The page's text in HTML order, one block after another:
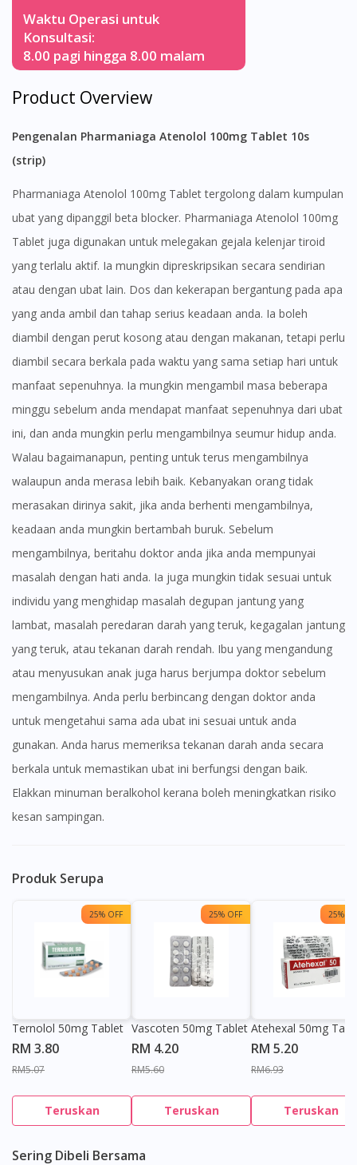
Waktu Operasi untuk
Konsultasi:
8.00 pagi hingga 8.00 malam
Product Overview
Pengenalan Pharmaniaga Atenolol 100mg Tablet 10s
(strip)
Pharmaniaga Atenolol 100mg Tablet tergolong dalam kumpulan
ubat yang dipanggil beta blocker. Pharmaniaga Atenolol 100mg
Tablet juga digunakan untuk melegakan gejala kelenjar tiroid
yang terlalu aktif. Ia mungkin dipreskripsikan secara sendirian
atau dengan ubat lain. Dos dan kekerapan bergantung pada apa
yang anda ambil dan tahap serius keadaan anda. Ia boleh
diambil dengan perut kosong atau dengan makanan, tetapi perlu
diambil secara berkala pada waktu yang sama setiap hari untuk
manfaat sepenuhnya. Ia mungkin mengambil masa beberapa
minggu sebelum anda mendapat manfaat sepenuhnya dari ubat
ini, dan anda mungkin perlu mengambilnya seumur hidup anda.
Walau bagaimanapun, penting untuk terus mengambilnya
walaupun anda merasa lebih baik. Kebanyakan orang tidak
merasakan dirinya sakit, jika anda berhenti mengambilnya,
keadaan anda mungkin bertambah buruk. Sebelum
mengambilnya, beritahu doktor anda jika anda mempunyai
masalah dengan hati anda. Ia juga mungkin tidak sesuai untuk
individu yang menghidap masalah degupan jantung yang
lambat, masalah peredaran darah yang teruk, kegagalan jantung
yang teruk, atau tekanan darah rendah. Ibu yang mengandung
atau menyusukan anak juga harus berjumpa doktor sebelum
mengambilnya. Anda perlu berbincang dengan doktor anda
untuk mengetahui sama ada ubat ini sesuai untuk anda
gunakan. Anda harus memeriksa tekanan darah anda secara
berkala untuk memastikan ubat ini berfungsi dengan baik.
Elakkan minuman beralkohol kerana boleh meningkatkan risiko
kesan sampingan.
Produk Serupa
25% OFF
Ternolol 50mg Tablet
RM 3.80
RM5.07
Teruskan
25% OFF
Vascoten 50mg Tablet
RM 4.20
RM5.60
Teruskan
25%
Atehexal 50mg
RM 5.20
RM6.93
Teruskan
Sering Dibeli Bersama